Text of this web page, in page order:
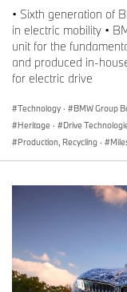
• Sixth generation of
in electric mobility •
unit for the
and produced in-
for electric drive
Technology · BMW Group
Heritage · Drive
Production, Recycling ·